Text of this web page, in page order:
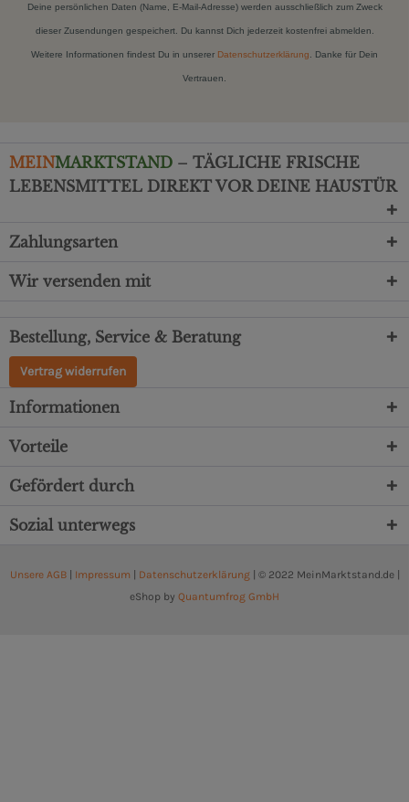
Deine persönlichen Daten (Name, E-Mail-Adresse) werden ausschließlich zum Zweck
dieser Zusendungen gespeichert. Du kannst Dich jederzeit kostenfrei abmelden.
Weitere Informationen findest Du in unserer Datenschutzerklärung . Danke für Dein
Vertrauen.
MEINMARKTSTAND – TÄGLICHE FRISCHE
LEBENSMITTEL DIREKT VOR DEINE HAUSTÜR
Zahlungsarten
Wir versenden mit
Bestellung, Service & Beratung
Vertrag widerrufen
Informationen
Vorteile
Gefördert durch
Sozial unterwegs
Unsere AGB| Impressum Datenschutzerklärung| © 2022 MeinMarktstand.de |
eShop by Quantumfrog GmbH